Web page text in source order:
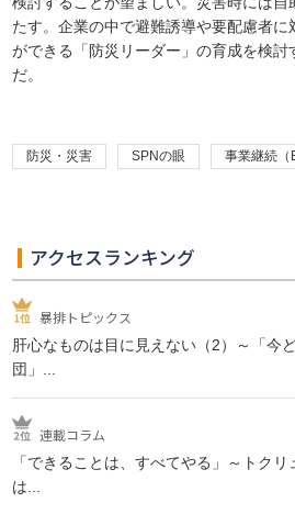
たす。企業の中で避難誘導や要配慮者に
ができる「防災リーダー」の育成を検討
だ。
防災・災害 SPNの眼 事業継続（
アクセスランキング
暴排トピックス
肝心なものは目に見えない（2）～「今
団」...
連載コラム
「できることは、すべてやる」～トク
は...